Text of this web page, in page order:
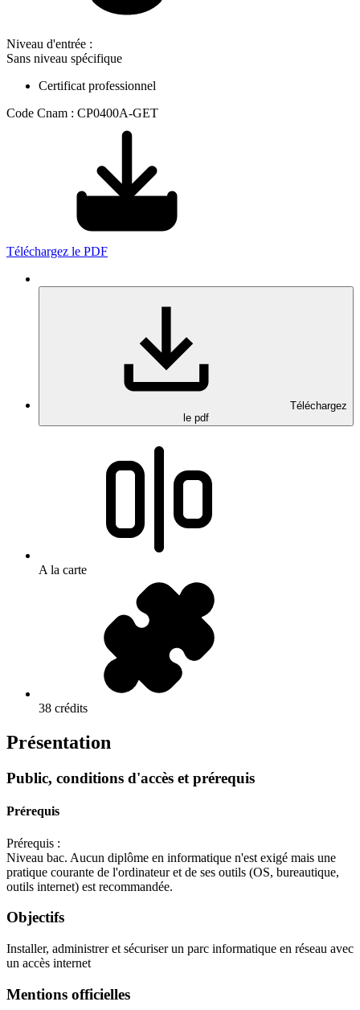
Niveau d'entrée :
Sans niveau spécifique
Certificat professionnel
Code Cnam : CP0400A-GET
Téléchargez le PDF
Téléchargez
le pdf
A la carte
38 crédits
Présentation
Public, conditions d'accès et prérequis
Prérequis
Prérequis :
Niveau bac. Aucun diplôme en informatique n'est exigé mais une
pratique courante de l'ordinateur et de ses outils (OS, bureautique,
outils internet) est recommandée.
Objectifs
Installer, administrer et sécuriser un parc informatique en réseau avec
un accès internet
Mentions officielles